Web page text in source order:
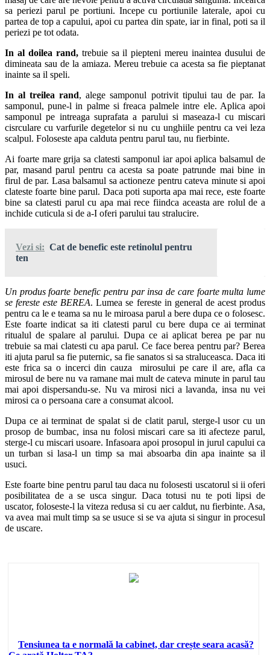
sa periezi parul pe portiuni. Incepe cu portiunile laterale, apoi cu
partea de top a capului, apoi cu partea din spate, iar in final, poti sa il
periezi pe tot odata.
In al doilea rand,trebuie sa il piepteni mereu inaintea dusului de
dimineata sau de la amiaza. Mereu trebuie ca acesta sa fie pieptanat
inainte sa il speli.
In al treilea rand, alege samponul potrivit tipului tau de par. Ia
samponul, pune-l in palme si freaca palmele intre ele. Aplica apoi
samponul pe intreaga suprafata a parului si maseaza-l cu miscari
cisrculare cu varfurile degetelor si nu cu unghiile pentru ca vei leza
scalpul. Foloseste apa calduta pentru parul tau, nu fierbinte.
Ai foarte mare grija sa clatesti samponul iar apoi aplica balsamul de
par, masand parul pentru ca acesta sa poate patrunde mai bine in
firul de par. Lasa balsamul sa actioneze pentru cateva minute si apoi
clateste foarte bine parul. Daca poti suporta apa mai rece, este foarte
bine sa clatesti parul cu apa mai rece fiindca aceasta are rolul de a
inchide cuticula si de a-I oferi parului tau stralucire.
Vezi si: Cat de benefic este retinolul pentru
ten
Un produs foarte benefic pentru par insa de care foarte multa lume
se fereste este BEREA. Lumea se fereste in general de acest produs
pentru ca le e teama sa nu le miroasa parul a bere dupa ce o folosesc.
Este foarte indicat sa iti clatesti parul cu bere dupa ce ai terminat
ritualul de spalare al parului. Dupa ce ai aplicat berea pe par nu
trebuie sa mai clatesti cu apa parul. Ce face berea pentru par? Berea
iti ajuta parul sa fie puternic, sa fie sanatos si sa straluceasca. Daca iti
este frica sa o incerci din cauza mirosului pe care il are, afla ca
mirosul de bere nu va ramane mai mult de cateva minute in parul tau
mai apoi dispersandu-se. Nu va mirosi nici a lavanda, insa nu vei
mirosi ca o persoana care a consumat alcool.
Dupa ce ai terminat de spalat si de clatit parul, sterge-l usor cu un
prosop de bumbac, insa nu folosi miscari care sa iti afecteze parul,
sterge-l cu miscari usoare. Infasoara apoi prosopul in jurul capului ca
un turban si lasa-l un timp sa mai absoarba din apa inainte sa il
usuci.
Este foarte bine pentru parul tau daca nu folosesti uscatorul si ii oferi
posibilitatea de a se usca singur. Daca totusi nu te poti lipsi de
uscator, foloseste-l la viteza redusa si cu aer caldut, nu fierbinte. Asa,
va avea mai mult timp sa se usuce si se va ajuta si singur in procesul
de uscare.
Tensiunea ta e normală la cabinet, dar crește seara acasă?